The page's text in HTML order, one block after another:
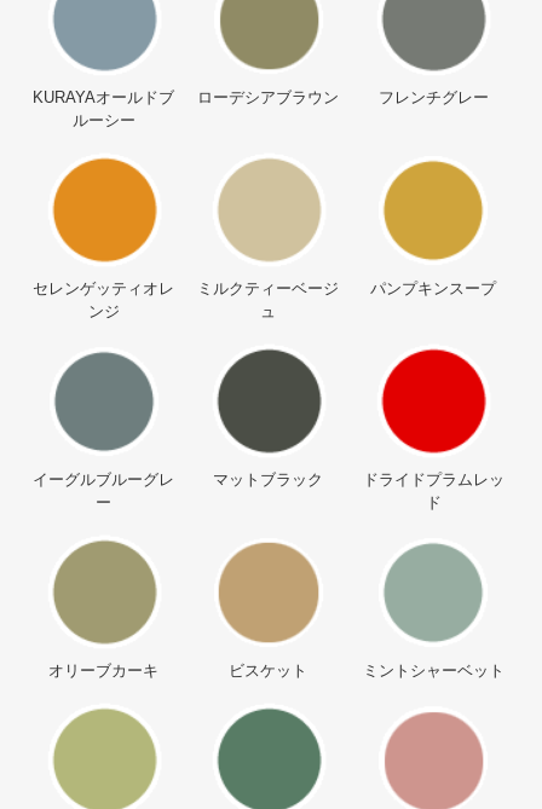
KURAYAオールドブ
ルーシー
ローデシアブラウン フレンチグレー
セレンゲッティオレ
ンジ
ミルクティーベージ
ュ
パンプキンスープ
イーグルブルーグレ
ー
マットブラック
ドライドプラムレッ
ド
オリーブカーキ ビスケット ミントシャーベット